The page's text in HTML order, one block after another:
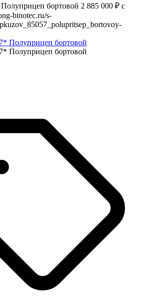
бортовой 2 885 000 ₽ с
binotec.ru/s-